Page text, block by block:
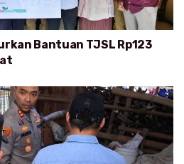
Bantuan TJSL Rp123